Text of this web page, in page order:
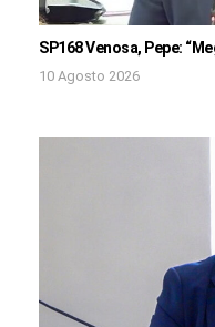
SP168 Venosa, Pepe:
10 Agosto 2026